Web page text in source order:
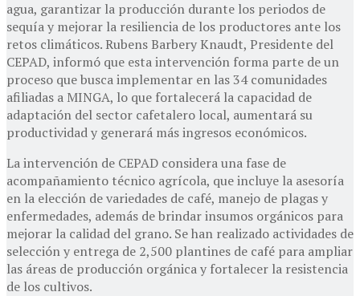
agua, garantizar la producción durante los periodos de
sequía y mejorar la resiliencia de los productores ante los
retos climáticos. Rubens Barbery Knaudt, Presidente del
CEPAD, informó que esta intervención forma parte de un
proceso que busca implementar en las 34 comunidades
afiliadas a MINGA, lo que fortalecerá la capacidad de
adaptación del sector cafetalero local, aumentará su
productividad y generará más ingresos económicos.
La intervención de CEPAD considera una fase de
acompañamiento técnico agrícola, que incluye la asesoría
en la elección de variedades de café, manejo de plagas y
enfermedades, además de brindar insumos orgánicos para
mejorar la calidad del grano. Se han realizado actividades de
selección y entrega de 2,500 plantines de café para ampliar
las áreas de producción orgánica y fortalecer la resistencia
de los cultivos.